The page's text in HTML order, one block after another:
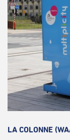
LA COLONNE